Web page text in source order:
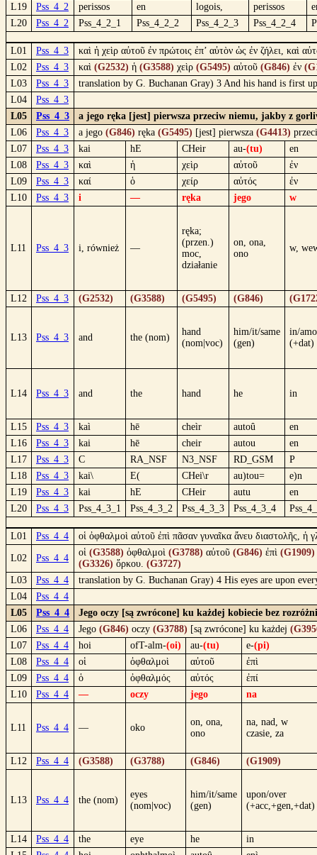
L19
Pss_4_2 perissos en logois, perissos
L20
Pss_4_2 Pss_4_2_1 Pss_4_2_2 Pss_4_2_3 Pss_4_2_4
L01 Pss_4_3
καὶ ἡ χεὶρ αὐτοῦ ἐν πρώτοις ἐπ’ αὐτὸν ὡς ἐν ζήλει, καὶ
L02
Pss_4_3 καὶ (G2532) ἡ (G3588) χεὶρ (G5495) αὐτοῦ (G846) ἐν
L03
Pss_4_3
translation by G. Buchanan Gray) 3 And his hand is first
L04
Pss_4_3
L05
Pss_4_3
a jego ręka [jest] pierwsza przeciw niemu, jakby z
L06
Pss_4_3 a jego (G846) ręka (G5495) [jest] pierwsza (G4413)
L07
Pss_4_3 kai hE CHeir au-(tu)
en
L08
Pss_4_3 καὶ ἡ χεὶρ αὐτοῦ
ἐν
L09
Pss_4_3 καί ὁ χείρ αὐτός
ἐν
L10
Pss_4_3 i — ręka jego w
L11 Pss_4_3 i, również —
ręka;
(przen.)
moc,
działanie
on, ona,
ono
w,
L12 Pss_4_3 (G2532) (G3588) (G5495) (G846)
L13 Pss_4_3 and the (nom)
hand
(nom|voc)
him/it/same
(gen)
in/
(+dat)
L14 Pss_4_3 and the hand he in
L15 Pss_4_3 kaì hē cheìr autoû
en
L16
Pss_4_3 kai hē cheir autou
en
L17
Pss_4_3 C RA_NSF N3_NSF RD_GSM
P
L18
Pss_4_3 kai\ E( CHei\r au)tou=
e)n
L19
Pss_4_3 kai hE CHeir autu
en
L20
Pss_4_3 Pss_4_3_1 Pss_4_3_2 Pss_4_3_3 Pss_4_3_4
L01 Pss_4_4 οἱ ὀφθαλμοὶ αὐτοῦ ἐπὶ πᾶσαν γυναῖκα ἄνευ διαστολῆς,
L02 Pss_4_4
οἱ (G3588) ὀφθαλμοὶ (G3788) αὐτοῦ (G846) ἐπὶ (G1909)
(G3326) ὅρκου. (G3727)
L03
Pss_4_4
translation by G. Buchanan Gray) 4 His eyes are upon
L04
Pss_4_4
L05
Pss_4_4
Jego oczy [są zwrócone] ku każdej kobiecie bez
L06
Pss_4_4 Jego (G846) oczy (G3788) [są zwrócone] ku każdej
L07
Pss_4_4 hoi ofT-alm-(oi) au-(tu) e-(pi)
L08
Pss_4_4 οἱ ὀφθαλμοὶ αὐτοῦ
ἐπὶ
L09
Pss_4_4 ὁ ὀφθαλμός αὐτός
ἐπί
L10
Pss_4_4 — oczy jego na
L11 Pss_4_4 — oko
on, ona,
ono
na, nad, w
czasie, za
L12 Pss_4_4 (G3588) (G3788) (G846) (G1909)
L13 Pss_4_4 the (nom)
eyes
(nom|voc)
him/it/same
(gen)
upon/over
(+acc,+gen,+dat)
L14 Pss_4_4 the eye he
in